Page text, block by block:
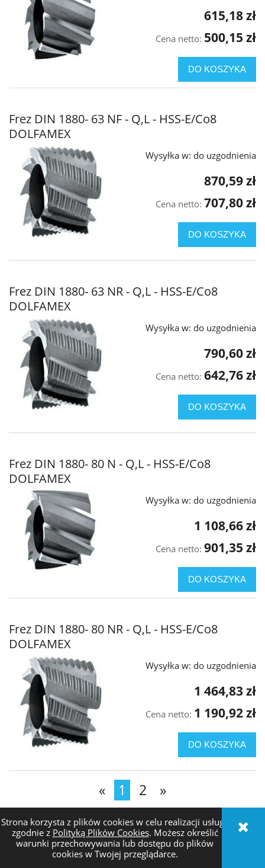
Strona korzysta z plików cookies w celu realizacji usług i
zgodnie z Polityką Plików Cookies. Możesz określić
warunki przechowywania lub dostępu do plików
cookies w Twojej przeglądarce.
615,18 zł
Cena netto: 500,15 zł
DO KOSZYKA
Frez DIN 1880- 63 NF - Q,L - HSS-E/Co8
DOLFAMEX
Wysyłka w: do uzgodnienia
870,59 zł
Cena netto: 707,80 zł
DO KOSZYKA
Frez DIN 1880- 63 NR - Q,L - HSS-E/Co8
DOLFAMEX
Wysyłka w: do uzgodnienia
790,60 zł
Cena netto: 642,76 zł
DO KOSZYKA
Frez DIN 1880- 80 N - Q,L - HSS-E/Co8
DOLFAMEX
Wysyłka w: do uzgodnienia
1 108,66 zł
Cena netto: 901,35 zł
DO KOSZYKA
Frez DIN 1880- 80 NR - Q,L - HSS-E/Co8
DOLFAMEX
Wysyłka w: do uzgodnienia
1 464,83 zł
Cena netto: 1 190,92 zł
DO KOSZYKA
« 1 2 »
ZAKUPY
POMOC